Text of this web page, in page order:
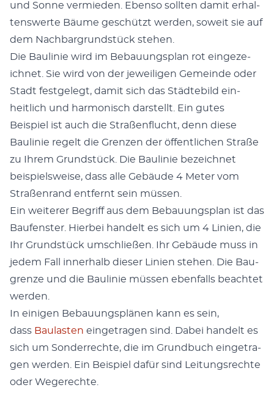
und Sonne ver­mieden. Eben­so soll­ten damit erhal­
tenswerte Bäume geschützt wer­den, soweit sie auf
dem Nach­bar­grund­stück ste­hen.
Die Baulin­ie wird im Bebau­ungs­plan rot eingeze­
ich­net. Sie wird von der jew­eili­gen Gemeinde oder
Stadt fest­gelegt, damit sich das Städte­bild ein­
heitlich und har­monisch darstellt. Ein gutes
Beispiel ist auch die Straßen­flucht, denn diese
Baulin­ie regelt die Gren­zen der öffentlichen Straße
zu Ihrem Grund­stück. Die Baulin­ie beze­ich­net
beispiel­sweise, dass alle Gebäude 4 Meter vom
Straßen­rand ent­fer­nt sein müssen.
Ein weit­er­er Begriff aus dem Bebau­ungs­plan ist das
Baufen­ster. Hier­bei han­delt es sich um 4 Lin­ien, die
Ihr Grund­stück umschließen. Ihr Gebäude muss in
jedem Fall inner­halb dieser Lin­ien ste­hen. Die Bau­
gren­ze und die Baulin­ie müssen eben­falls beachtet
wer­den.
In eini­gen Bebau­ungsplä­nen kann es sein,
dass Baulas­ten einge­tra­gen sind. Dabei han­delt es
sich um Son­der­rechte, die im Grund­buch einge­tra­
gen wer­den. Ein Beispiel dafür sind Leitungsrechte
oder Wegerechte.